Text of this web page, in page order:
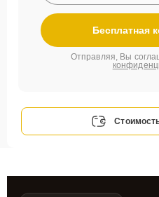
Бесплатная
Отправляя, Вы